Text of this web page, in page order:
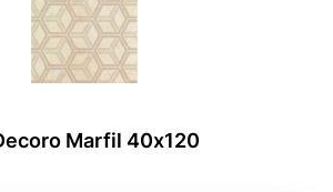
Marfil 40х120